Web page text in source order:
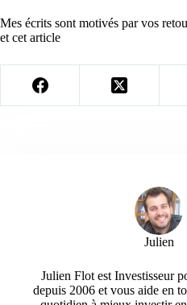
Mes écrits sont motivés par vos
et cet article
Julien
Julien Flot est Investisseur
depuis 2006 et vous aide en